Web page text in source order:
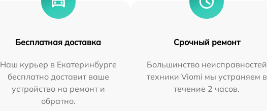
Бесплатная доставка
Наш курьер в Екатеринбурге
бесплатно доставит ваше
устройство на ремонт и
обратно.
Срочный ремонт
Большинство неисправностей
техники Viomi мы устраняем в
течение 2 часов.